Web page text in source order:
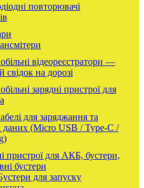
повторювачі
відеореєстратори —
свідок на дорозі
зарядні пристрої для
для заряджання та
даних (Micro USB / Type-C /
пристрої для АКБ, бустери,
бустери
для запуску